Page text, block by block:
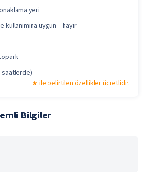
yeri
uygun – hayır
saatlerde)
ile belirtilen özellikler ücretlidir.
Bilgiler